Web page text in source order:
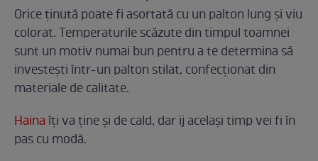
Orice ținută poate fi asortată cu un palton lung și viu
colorat. Temperaturile scăzute din timpul toamnei
sunt un motiv numai bun pentru a te determina să
investeşti într-un palton stilat, confecţionat din
materiale de calitate.
Hainaîți va ține și de cald, dar ij același timp vei fi în
pas cu modă.